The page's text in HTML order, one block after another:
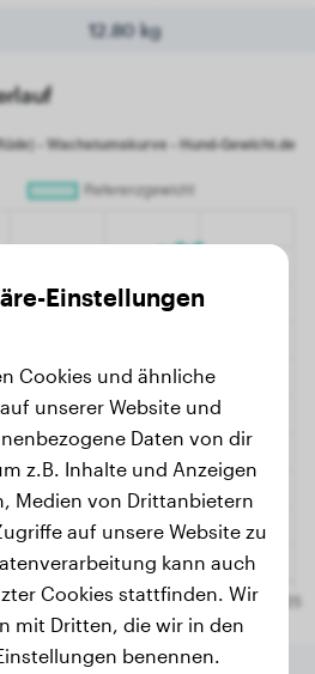
12.80 kg
Einstellungen
Cookies und ähnliche
unserer Website und
Daten von dir
z.B. Inhalte und Anzeigen
Medien von Drittanbietern
auf unsere Website zu
kann auch
Cookies stattfinden. Wir
mit Dritten, die wir in den
benennen.